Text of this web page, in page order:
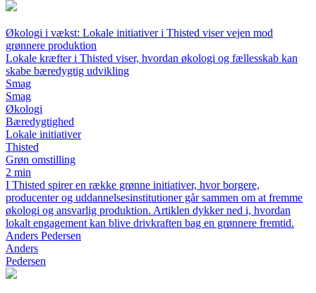
Økologi i vækst: Lokale initiativer i Thisted viser vejen mod
grønnere produktion
Lokale kræfter i Thisted viser, hvordan økologi og fællesskab kan
skabe bæredygtig udvikling
Smag
Smag
Økologi
Bæredygtighed
Lokale initiativer
Thisted
Grøn omstilling
2 min
I Thisted spirer en række grønne initiativer, hvor borgere,
producenter og uddannelsesinstitutioner går sammen om at fremme
økologi og ansvarlig produktion. Artiklen dykker ned i, hvordan
lokalt engagement kan blive drivkraften bag en grønnere fremtid.
Anders Pedersen
Anders
Pedersen